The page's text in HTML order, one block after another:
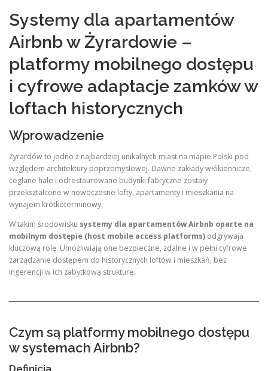
Systemy dla apartamentów
Airbnb w Żyrardowie –
platformy mobilnego dostępu
i cyfrowe adaptacje zamków w
loftach historycznych
Wprowadzenie
Żyrardów to jedno z najbardziej unikalnych miast na mapie Polski pod
względem architektury poprzemysłowej. Dawne zakłady włókiennicze,
ceglane hale i odrestaurowane budynki fabryczne zostały
przekształcone w nowoczesne lofty, apartamenty i mieszkania na
wynajem krótkoterminowy.
W takim środowisku systemy dla apartamentów Airbnb oparte na
mobilnym dostępie (host mobile access platforms) odgrywają
kluczową rolę. Umożliwiają one bezpieczne, zdalne i w pełni cyfrowe
zarządzanie dostępem do historycznych loftów i mieszkań, bez
ingerencji w ich zabytkową strukturę.
Czym są platformy mobilnego dostępu
w systemach Airbnb?
Definicja